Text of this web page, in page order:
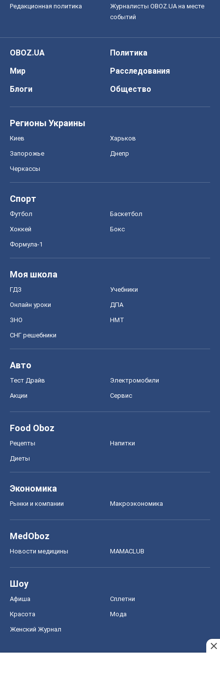
Редакционная политика
Журналисты OBOZ.UA на месте
событий
OBOZ.UA
Политика
Мир
Расследования
Блоги
Общество
Регионы Украины
Киев Харьков
Запорожье Днепр
Черкассы
Спорт
Футбол Баскетбол
Хоккей Бокс
Формула-1
Моя школа
ГДЗ Учебники
Онлайн уроки ДПА
ЗНО НМТ
СНГ решебники
Авто
Тест Драйв Электромобили
Акции Сервис
Food Oboz
Рецепты Напитки
Диеты
Экономика
Рынки и компании Mакроэкономика
MedOboz
Новости медицины MAMACLUB
Шоу
Афиша Сплетни
Красота Мода
Женский Журнал